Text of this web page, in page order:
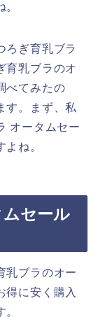
ろぎ育乳ブラ
育乳ブラのオ
べてみたの
す。まず、私
オータムセー
ね。
セール
乳ブラのオー
得に安く購入